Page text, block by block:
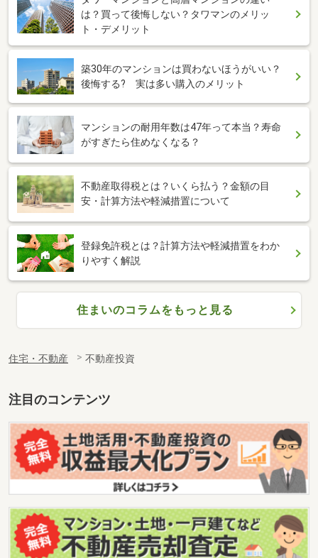
は？買って後悔しない？タワマンのメリッ
ト・デメリット
築30年のマンションは買わないほうがいい？
後悔する? 実は多い購入のメリット
マンションの耐用年数は47年って本当？寿命
がすぎたら住めなくなる？
不動産取得税とは？いくら払う？金額の目
安・計算方法や軽減措置について
登録免許税とは？計算方法や軽減措置をわか
りやすく解説
住まいのコラムをもっと見る
住宅・不動産 不動産投資
注目のコンテンツ